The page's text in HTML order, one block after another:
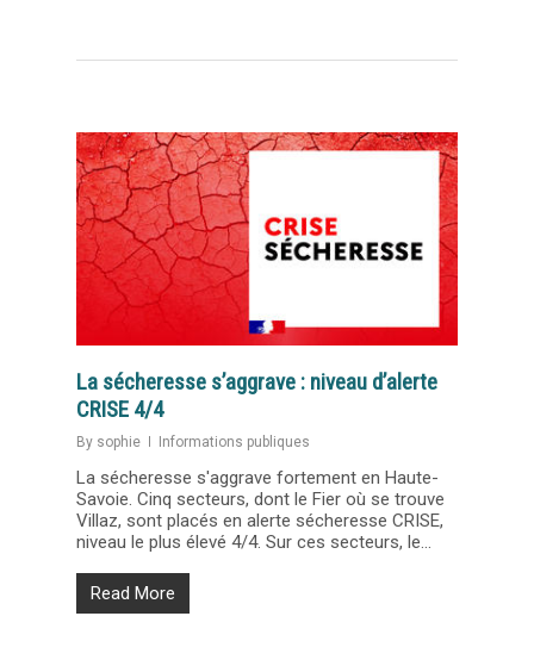
La sécheresse s’aggrave : niveau d’alerte
CRISE 4/4
By sophie Informations publiques
La sécheresse s'aggrave fortement en Haute-
Savoie. Cinq secteurs, dont le Fier où se trouve
Villaz, sont placés en alerte sécheresse CRISE,
niveau le plus élevé 4/4. Sur ces secteurs, le...
Read More